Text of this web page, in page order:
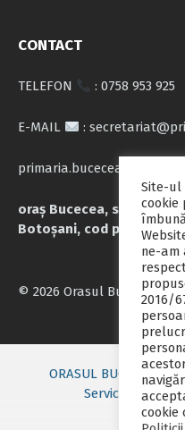
CONTACT
TELEFON : 0758 953 925
E-MAIL :
oraș Bucecea, str. Calea
Botoșani, cod poștal
© 2026 Orasul Bucecea
ORASUL BUCECEA
Servicii publice
Site-ul
cookie
ne-
2016/
cookie